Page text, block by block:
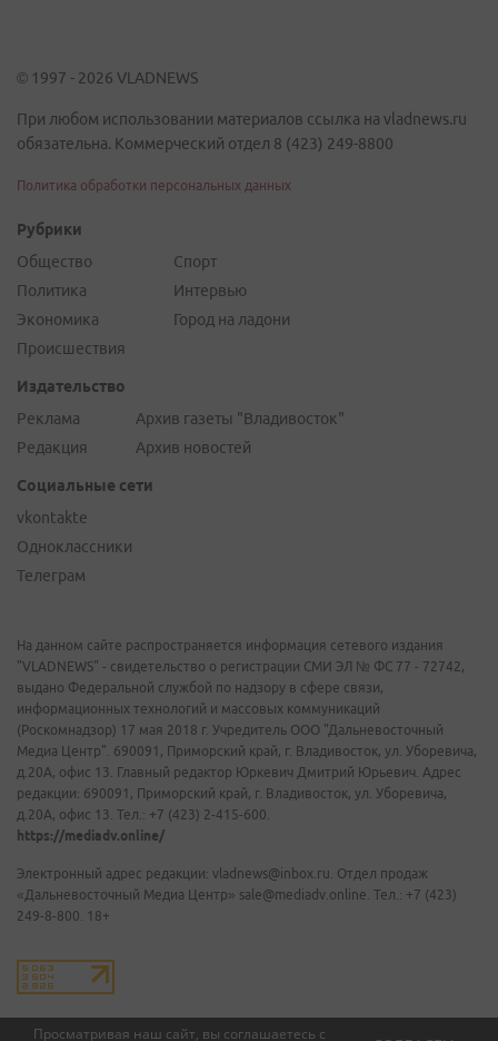
Просматривая наш сайт, вы соглашаетесь с
© 1997 - 2026 VLADNEWS
При любом использовании материалов ссылка на vladnews.ru
обязательна. Коммерческий отдел 8 (423) 249-8800
Политика обработки персональных данных
Рубрики
Общество
Политика
Экономика
Происшествия
Спорт
Интервью
Город на ладони
Издательство
Реклама
Редакция
Архив газеты "Владивосток"
Архив новостей
Социальные сети
vkontakte
Одноклассники
Телеграм
На данном сайте распространяется информация сетевого издания
"VLADNEWS" - свидетельство о регистрации СМИ ЭЛ № ФС 77 - 72742,
выдано Федеральной службой по надзору в сфере связи,
информационных технологий и массовых коммуникаций
(Роскомнадзор) 17 мая 2018 г. Учредитель ООО "Дальневосточный
Медиа Центр". 690091, Приморский край, г. Владивосток, ул. Уборевича,
д.20А, офис 13. Главный редактор Юркевич Дмитрий Юрьевич. Адрес
редакции: 690091, Приморский край, г. Владивосток, ул. Уборевича,
д.20А, офис 13. Тел.: +7 (423) 2-415-600.
https://mediadv.online/
Электронный адрес редакции: vladnews@inbox.ru. Отдел продаж
«Дальневосточный Медиа Центр» sale@mediadv.online. Тел.: +7 (423)
249-8-800. 18+